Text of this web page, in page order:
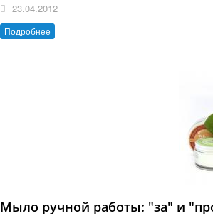
23.04.2012
Подробнее
Мыло ручной работы: "за" и